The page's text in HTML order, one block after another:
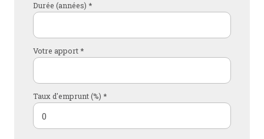
Durée (années) *
Votre apport *
Taux d'emprunt (%) *